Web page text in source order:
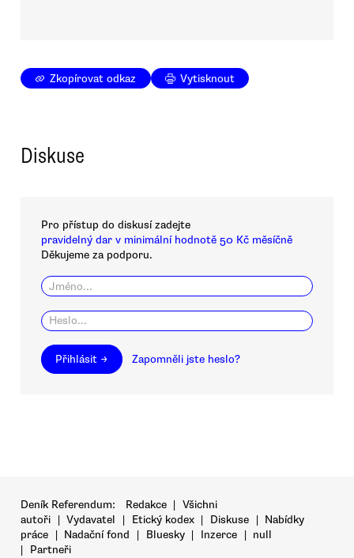
Zkopírovat odkaz Vytisknout
Diskuse
Pro přístup do diskusí zadejte
pravidelný dar v minimální hodnotě 50 Kč měsíčně
Děkujeme za podporu.
Přihlásit → Zapomněli jste heslo?
Deník Referendum: Redakce | Všichni
autoři | Vydavatel | Etický kodex | Diskuse | Nabídky
práce | Nadační fond | Bluesky | Inzerce | null
|
Partneři